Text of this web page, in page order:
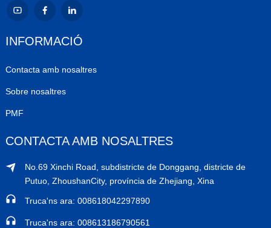
INFORMACIÓ
Contacta amb nosaltres
Sobre nosaltres
PMF
CONTACTA AMB NOSALTRES
No.69 Xinchi Road, subdistricte de Donggang, districte de
Putuo, ZhoushanCity, província de Zhejiang, Xina
Truca'ns ara: 008618042297890
Truca'ns ara: 008613186790561